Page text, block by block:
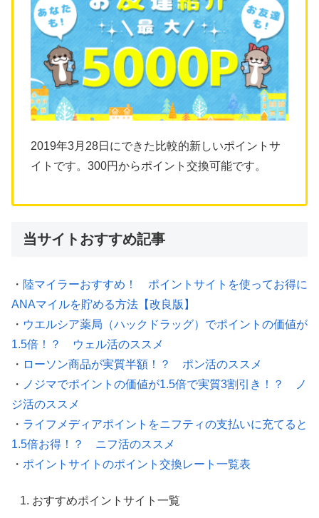
2019年3月28日にできた比較的新しいポイントサ
イトです。300円からポイント交換可能です。
当サイトおすすめ記事
・ 陸マイラーおすすめ！ ポイントサイトを使ってお得に
ANAマイルを貯める方法【改良版】
・ ウエルシア薬局（ハックドラッグ）でポイントの価値が
1.5倍！？ ウェル活のススメ
・ ローソン商品が実質半額！？ ポン活のススメ
・ ノジマでポイントの価値が1.5倍で実質3割引き！？ ノ
ジ活のススメ
・ ライフメディアポイントをニフティの支払いに充てると
1.5倍お得！？ ニフ活のススメ
・ ポイントサイトのポイント交換レート一覧表
おすすめポイントサイト一覧